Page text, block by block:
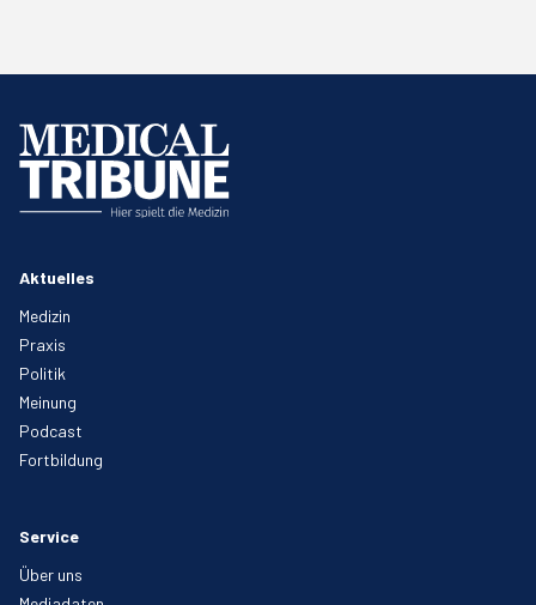
Aktuelles
Medizin
Praxis
Politik
Meinung
Podcast
Fortbildung
Service
Über uns